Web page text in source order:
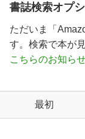
書誌検索オプ
ただいま「
す。検索で本が
こちらのお知ら
最初